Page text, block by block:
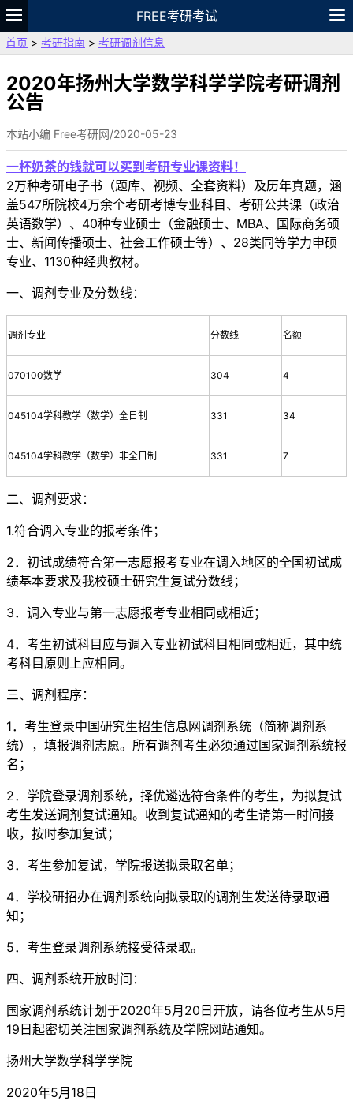
FREE考研考试
题库
故事 专题 APP
VIP
资料
首页 > 考研指南 > 考研调剂信息
2020年扬州大学数学科学学院考研调剂
公告
本站小编 Free考研网/2020-05-23
一杯奶茶的钱就可以买到考研专业课资料！
2万种考研电子书（题库、视频、全套资料）及历年真题，涵
盖547所院校4万余个考研考博专业科目、考研公共课（政治
英语数学）、40种专业硕士（金融硕士、MBA、国际商务硕
士、新闻传播硕士、社会工作硕士等）、28类同等学力申硕
专业、1130种经典教材。
一、调剂专业及分数线：
调剂专业 分数线 名额
070100数学 304 4
045104学科教学（数学）全日制 331 34
045104学科教学（数学）非全日制 331 7
二、调剂要求：
1.符合调入专业的报考条件；
2．初试成绩符合第一志愿报考专业在调入地区的全国初试成
绩基本要求及我校硕士研究生复试分数线；
3．调入专业与第一志愿报考专业相同或相近；
4．考生初试科目应与调入专业初试科目相同或相近，其中统
考科目原则上应相同。
三、调剂程序：
1．考生登录中国研究生招生信息网调剂系统（简称调剂系
统），填报调剂志愿。所有调剂考生必须通过国家调剂系统报
名；
2．学院登录调剂系统，择优遴选符合条件的考生，为拟复试
考生发送调剂复试通知。收到复试通知的考生请第一时间接
收，按时参加复试；
3．考生参加复试，学院报送拟录取名单；
4．学校研招办在调剂系统向拟录取的调剂生发送待录取通
知；
5．考生登录调剂系统接受待录取。
四、调剂系统开放时间：
国家调剂系统计划于2020年5月20日开放，请各位考生从5月
19日起密切关注国家调剂系统及学院网站通知。
扬州大学数学科学学院
2020年5月18日